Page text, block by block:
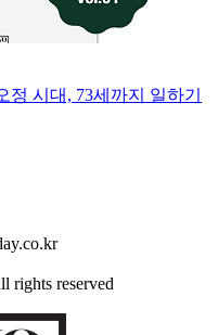
정 시대, 73세까지 일하기
rights reserved